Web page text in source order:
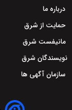
درباره ما
حمایت از شرق
مانیفست شرق
نویسندگان شرق
سازمان آگهی ها